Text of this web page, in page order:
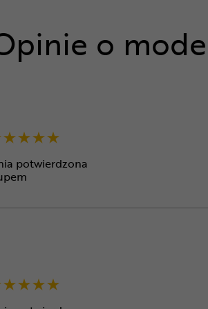
o
potwierdzona